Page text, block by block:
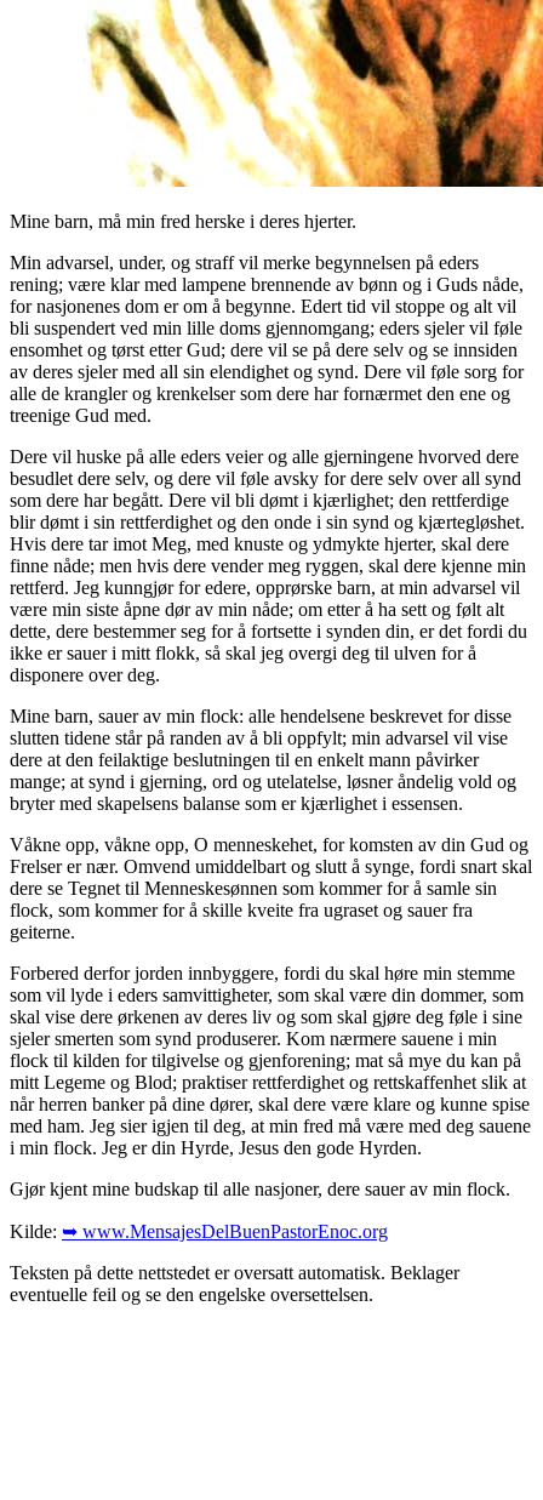
Mine barn, må min fred herske i deres hjerter.
Min advarsel, under, og straff vil merke begynnelsen på eders
rening; være klar med lampene brennende av bønn og i Guds nåde,
for nasjonenes dom er om å begynne. Edert tid vil stoppe og alt vil
bli suspendert ved min lille doms gjennomgang; eders sjeler vil føle
ensomhet og tørst etter Gud; dere vil se på dere selv og se innsiden
av deres sjeler med all sin elendighet og synd. Dere vil føle sorg for
alle de krangler og krenkelser som dere har fornærmet den ene og
treenige Gud med.
Dere vil huske på alle eders veier og alle gjerningene hvorved dere
besudlet dere selv, og dere vil føle avsky for dere selv over all synd
som dere har begått. Dere vil bli dømt i kjærlighet; den rettferdige
blir dømt i sin rettferdighet og den onde i sin synd og kjærtegløshet.
Hvis dere tar imot Meg, med knuste og ydmykte hjerter, skal dere
finne nåde; men hvis dere vender meg ryggen, skal dere kjenne min
rettferd. Jeg kunngjør for edere, opprørske barn, at min advarsel vil
være min siste åpne dør av min nåde; om etter å ha sett og følt alt
dette, dere bestemmer seg for å fortsette i synden din, er det fordi du
ikke er sauer i mitt flokk, så skal jeg overgi deg til ulven for å
disponere over deg.
Mine barn, sauer av min flock: alle hendelsene beskrevet for disse
slutten tidene står på randen av å bli oppfylt; min advarsel vil vise
dere at den feilaktige beslutningen til en enkelt mann påvirker
mange; at synd i gjerning, ord og utelatelse, løsner åndelig vold og
bryter med skapelsens balanse som er kjærlighet i essensen.
Våkne opp, våkne opp, O menneskehet, for komsten av din Gud og
Frelser er nær. Omvend umiddelbart og slutt å synge, fordi snart skal
dere se Tegnet til Menneskesønnen som kommer for å samle sin
flock, som kommer for å skille kveite fra ugraset og sauer fra
geiterne.
Forbered derfor jorden innbyggere, fordi du skal høre min stemme
som vil lyde i eders samvittigheter, som skal være din dommer, som
skal vise dere ørkenen av deres liv og som skal gjøre deg føle i sine
sjeler smerten som synd produserer. Kom nærmere sauene i min
flock til kilden for tilgivelse og gjenforening; mat så mye du kan på
mitt Legeme og Blod; praktiser rettferdighet og rettskaffenhet slik at
når herren banker på dine dører, skal dere være klare og kunne spise
med ham. Jeg sier igjen til deg, at min fred må være med deg sauene
i min flock. Jeg er din Hyrde, Jesus den gode Hyrden.
Gjør kjent mine budskap til alle nasjoner, dere sauer av min flock.
Kilde: ➥ www.MensajesDelBuenPastorEnoc.org
Teksten på dette nettstedet er oversatt automatisk. Beklager
eventuelle feil og se den engelske oversettelsen.